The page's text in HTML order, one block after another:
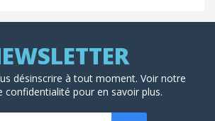
désinscrire à tout moment. Voir notre
confidentialité pour en savoir plus.